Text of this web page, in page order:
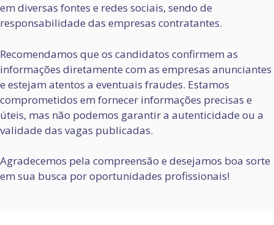
em diversas fontes e redes sociais, sendo de
responsabilidade das empresas contratantes.
Recomendamos que os candidatos confirmem as
informações diretamente com as empresas anunciantes
e estejam atentos a eventuais fraudes. Estamos
comprometidos em fornecer informações precisas e
úteis, mas não podemos garantir a autenticidade ou a
validade das vagas publicadas.
Agradecemos pela compreensão e desejamos boa sorte
em sua busca por oportunidades profissionais!